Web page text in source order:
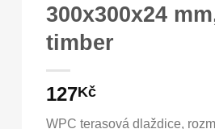
300x300x24
timber
127Kč
WPC terasová dlaždice,